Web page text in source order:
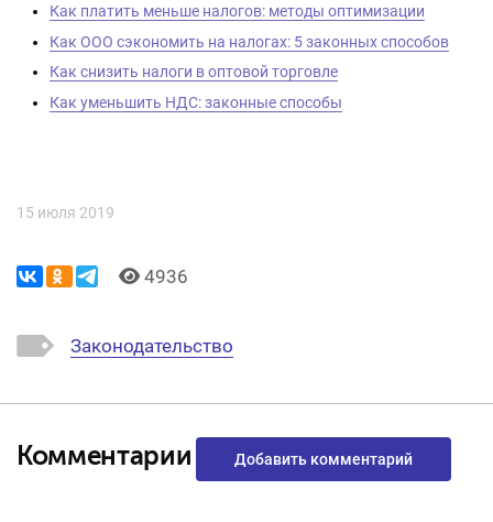
Как платить меньше налогов: методы оптимизации
Как ООО сэкономить на налогах: 5 законных способов
Как снизить налоги в оптовой торговле
Как уменьшить НДС: законные способы
15 июля 2019
4936
Законодательство
Комментарии Добавить комментарий